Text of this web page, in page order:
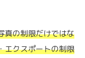
真の制限だけではな
エクスポートの制限